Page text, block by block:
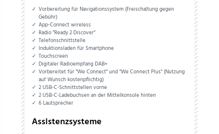
Vorbereitung für Navigationssystem (Freischaltung gegen
Gebühr)
App-Connect wireless
Radio "Ready 2 Discover"
Telefonschnittstelle
Induktionsladen für Smartphone
Touchscreen
Digitaler Radioempfang DAB+
Vorbereitet für "We Connect" und "We Connect Plus" (Nutzung
auf Wunsch kostenpflichtig)
2 USB-C-Schnittstellen vorne
2 USB-C-Ladebuchsen an der Mittelkonsole hinten
6 Lautsprecher
Assistenzsysteme